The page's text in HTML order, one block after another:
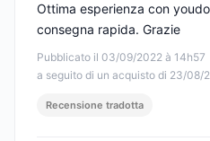
Pubblicato il 03/09/2022 à 14h57
a seguito di un acquisto di 23/08/
Ottima esperienza con
consegna rapida. Grazie
Recensione tradotta